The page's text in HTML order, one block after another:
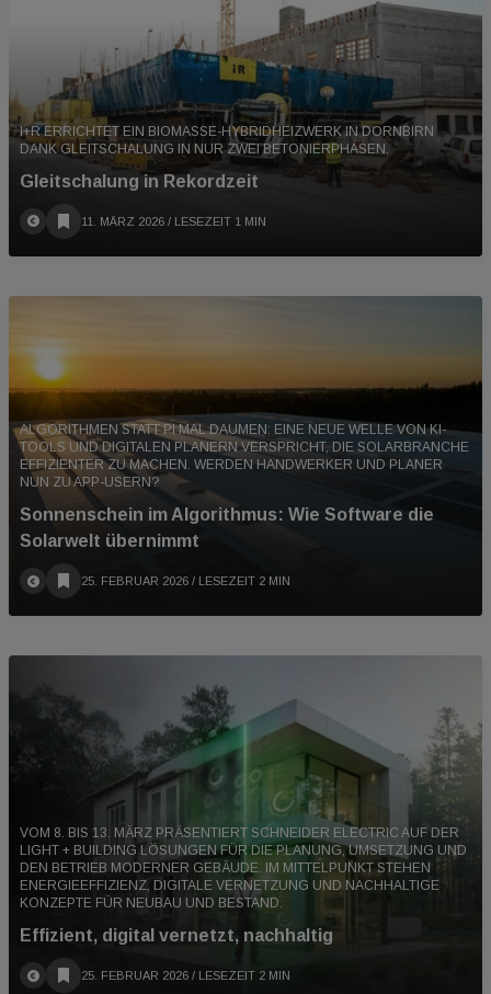
I+R ERRICHTET EIN BIOMASSE-HYBRIDHEIZWERK IN DORNBIRN
DANK GLEITSCHALUNG IN NUR ZWEI BETONIERPHASEN.
Gleitschalung in Rekordzeit
11. MÄRZ 2026 / LESEZEIT 1 MIN
ALGORITHMEN STATT PI MAL DAUMEN: EINE NEUE WELLE VON KI-
TOOLS UND DIGITALEN PLANERN VERSPRICHT, DIE SOLARBRANCHE
EFFIZIENTER ZU MACHEN. WERDEN HANDWERKER UND PLANER
NUN ZU APP-USERN?
Sonnenschein im Algorithmus: Wie Software die
Solarwelt übernimmt
25. FEBRUAR 2026 / LESEZEIT 2 MIN
VOM 8. BIS 13. MÄRZ PRÄSENTIERT SCHNEIDER ELECTRIC AUF DER
LIGHT + BUILDING LÖSUNGEN FÜR DIE PLANUNG, UMSETZUNG UND
DEN BETRIEB MODERNER GEBÄUDE. IM MITTELPUNKT STEHEN
ENERGIEEFFIZIENZ, DIGITALE VERNETZUNG UND NACHHALTIGE
KONZEPTE FÜR NEUBAU UND BESTAND.
Effizient, digital vernetzt, nachhaltig
25. FEBRUAR 2026 / LESEZEIT 2 MIN